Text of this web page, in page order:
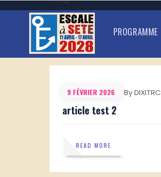
PROGRAMME
FÉVRIER 2026
9 FÉVRIER 2026 By DIXITRC
article test 2
READ MORE